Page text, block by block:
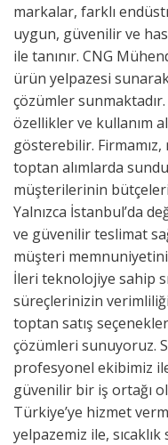
markalar, farklı
uygun, güvenilir ve
ile tanınır. CNG
ürün yelpazesi
çözümler sunmaktadır.
özellikler ve kullanım
gösterebilir.
toptan alımlarda
müşterilerinin
Yalnızca İstanbul’da
ve güvenilir teslimat
müşteri
İleri teknolojiye sahip
süreçlerinizin
toptan satış
çözümleri sunuyoruz.
profesyonel ekibimiz
güvenilir bir iş ortağı
Türkiye’ye hizmet
yelpazemiz ile,